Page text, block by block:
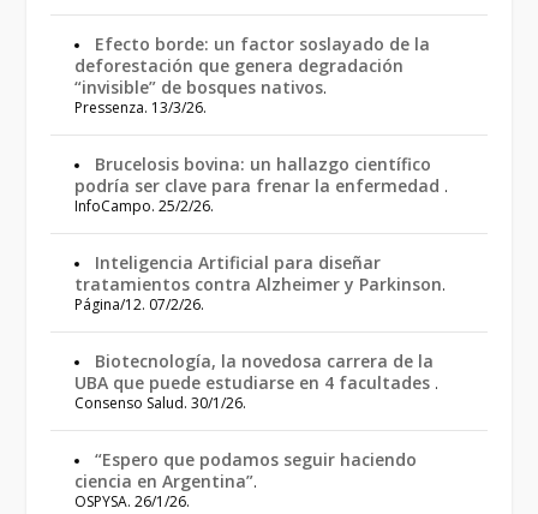
Efecto borde: un factor soslayado de la
deforestación que genera degradación
“invisible” de bosques nativos.
Pressenza. 13/3/26.
Brucelosis bovina: un hallazgo científico
podría ser clave para frenar la enfermedad .
InfoCampo. 25/2/26.
Inteligencia Artificial para diseñar
tratamientos contra Alzheimer y Parkinson.
Página/12. 07/2/26.
Biotecnología, la novedosa carrera de la
UBA que puede estudiarse en 4 facultades .
Consenso Salud. 30/1/26.
“Espero que podamos seguir haciendo
ciencia en Argentina”.
OSPYSA. 26/1/26.